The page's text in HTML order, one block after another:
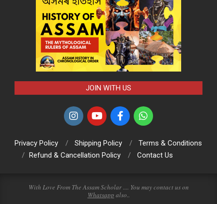
JOIN WITH US
Privacy Policy Shipping Policy
Terms & Conditions
Refund & Cancellation Policy
Contact Us
With Love From The Assam Scholar .... You may contact us on
Whatsapp also..